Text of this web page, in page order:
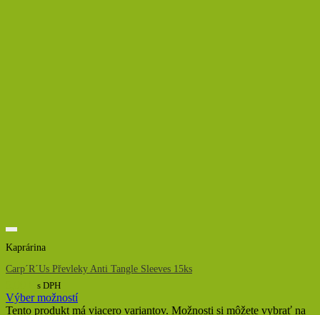
Kaprárina
Carp´R´Us Převleky Anti Tangle Sleeves 15ks
s DPH
Výber možností
Tento produkt má viacero variantov. Možnosti si môžete vybrať na